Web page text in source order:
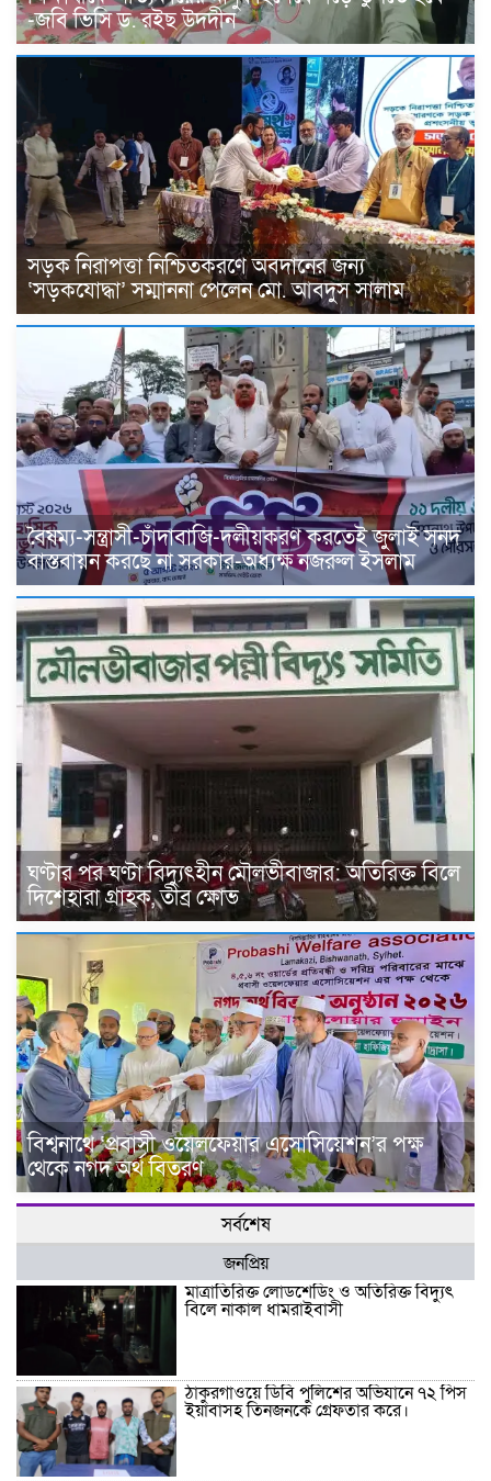
-জবি ভিসি ড. রইছ উদদীন
সড়ক নিরাপত্তা নিশ্চিতকরণে অবদানের জন্য
‘সড়কযোদ্ধা’ সম্মাননা পেলেন মো. আবদুস সালাম
বৈষম্য-সন্ত্রাসী-চাঁদাবাজি-দলীয়করণ করতেই জুলাই সনদ
বাস্তবায়ন করছে না সরকার-অধ্যক্ষ নজরুল ইসলাম
ঘণ্টার পর ঘণ্টা বিদ্যুৎহীন মৌলভীবাজার: অতিরিক্ত বিলে
দিশেহারা গ্রাহক, তীব্র ক্ষোভ
বিশ্বনাথে ‘প্রবাসী ওয়েলফেয়ার এসোসিয়েশন’র পক্ষ
থেকে নগদ অর্থ বিতরণ
সর্বশেষ
জনপ্রিয়
মাত্রাতিরিক্ত লোডশেডিং ও অতিরিক্ত বিদ্যুৎ
বিলে নাকাল ধামরাইবাসী
ঠাকুরগাঁওয়ে ডিবি পুলিশের অভিযানে ৭২ পিস
ইয়াবাসহ তিনজনকে গ্রেফতার করে।